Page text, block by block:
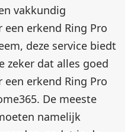
vakkundig
erkend Ring Pro
deze service biedt
zeker dat alles goed
erkend Ring Pro
De meeste
namelijk